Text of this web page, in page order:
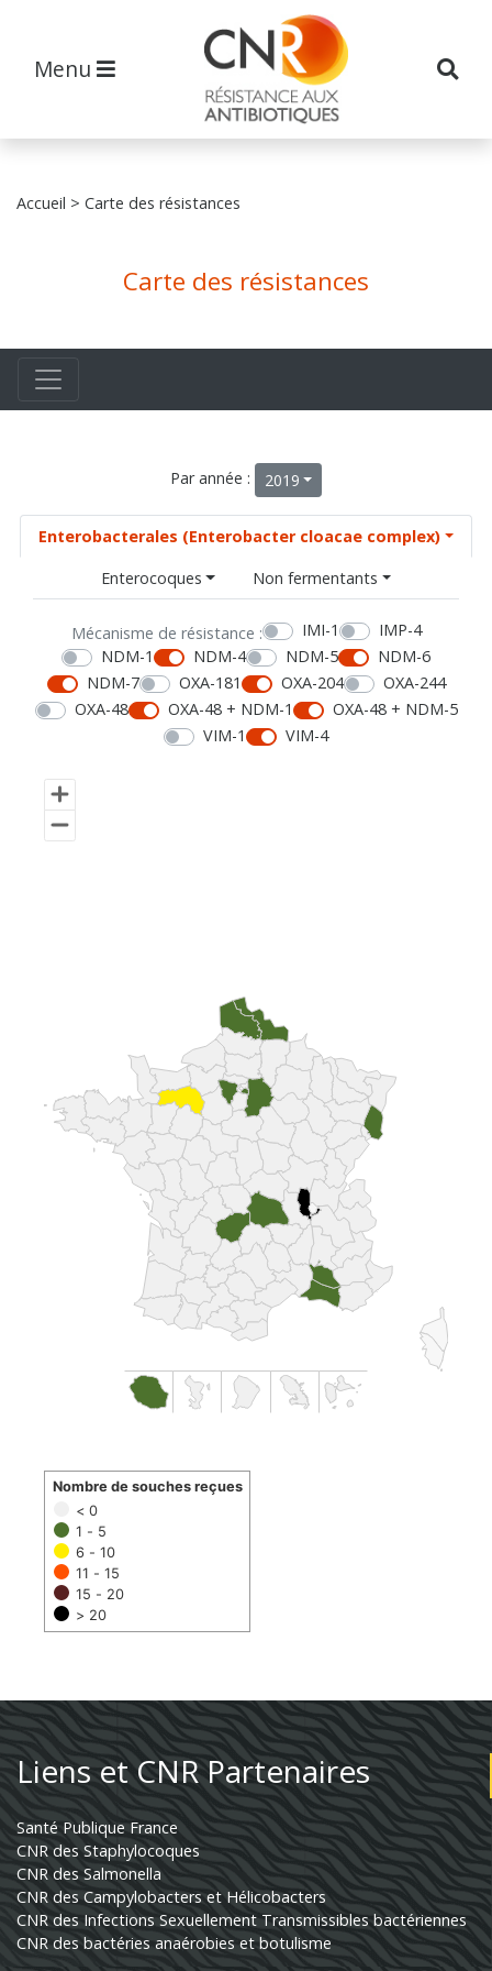
Menu
Accueil > Carte des résistances
Carte des résistances
Par année : 2019
Enterobacterales (Enterobacter cloacae complex)
Enterocoques
Non fermentants
Mécanisme de résistance : IMI-1
IMP-4
NDM-1
NDM-4 NDM-5
NDM-6
NDM-7
OXA-181 OXA-204
OXA-244
OXA-48
OXA-48 + NDM-1
OXA-48 + NDM-5
VIM-1
VIM-4
< 0
1 - 5
6 - 10
11 - 15
15 - 20
> 20
Nombre de souches reçues
Liens et CNR Partenaires
Santé Publique France
CNR des Staphylocoques
CNR des Salmonella
CNR des Campylobacters et Hélicobacters
CNR des Infections Sexuellement Transmissibles bactériennes
CNR des bactéries anaérobies et botulisme